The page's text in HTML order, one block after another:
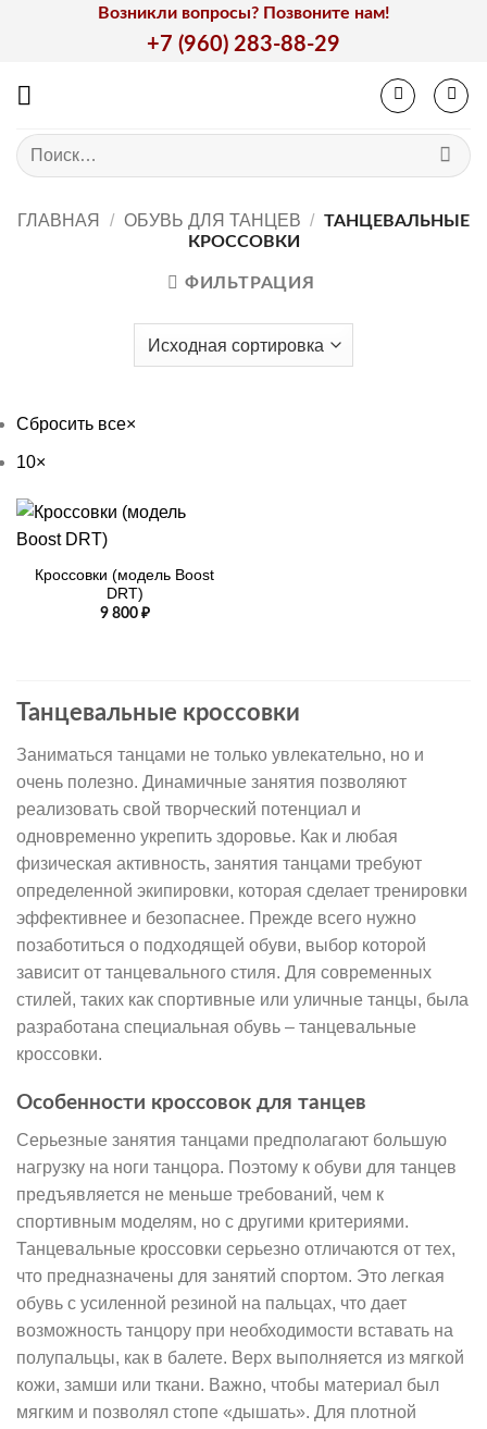
Возникли вопросы? Позвоните нам!
+7 (960) 283-88-29
Искать:
ГЛАВНАЯ / ОБУВЬ ДЛЯ ТАНЦЕВ / ТАНЦЕВАЛЬНЫЕ
КРОССОВКИ
ФИЛЬТРАЦИЯ
Сбросить все×
10×
Кроссовки (модель Boost
DRT)
9 800 ₽
Танцевальные кроссовки
Заниматься танцами не только увлекательно, но и
очень полезно. Динамичные занятия позволяют
реализовать свой творческий потенциал и
одновременно укрепить здоровье. Как и любая
физическая активность, занятия танцами требуют
определенной экипировки, которая сделает тренировки
эффективнее и безопаснее. Прежде всего нужно
позаботиться о подходящей обуви, выбор которой
зависит от танцевального стиля. Для современных
стилей, таких как спортивные или уличные танцы, была
разработана специальная обувь – танцевальные
кроссовки.
Особенности кроссовок для танцев
Серьезные занятия танцами предполагают большую
нагрузку на ноги танцора. Поэтому к обуви для танцев
предъявляется не меньше требований, чем к
спортивным моделям, но с другими критериями.
Танцевальные кроссовки серьезно отличаются от тех,
что предназначены для занятий спортом. Это легкая
обувь с усиленной резиной на пальцах, что дает
возможность танцору при необходимости вставать на
полупальцы, как в балете. Верх выполняется из мягкой
кожи, замши или ткани. Важно, чтобы материал был
мягким и позволял стопе «дышать». Для плотной